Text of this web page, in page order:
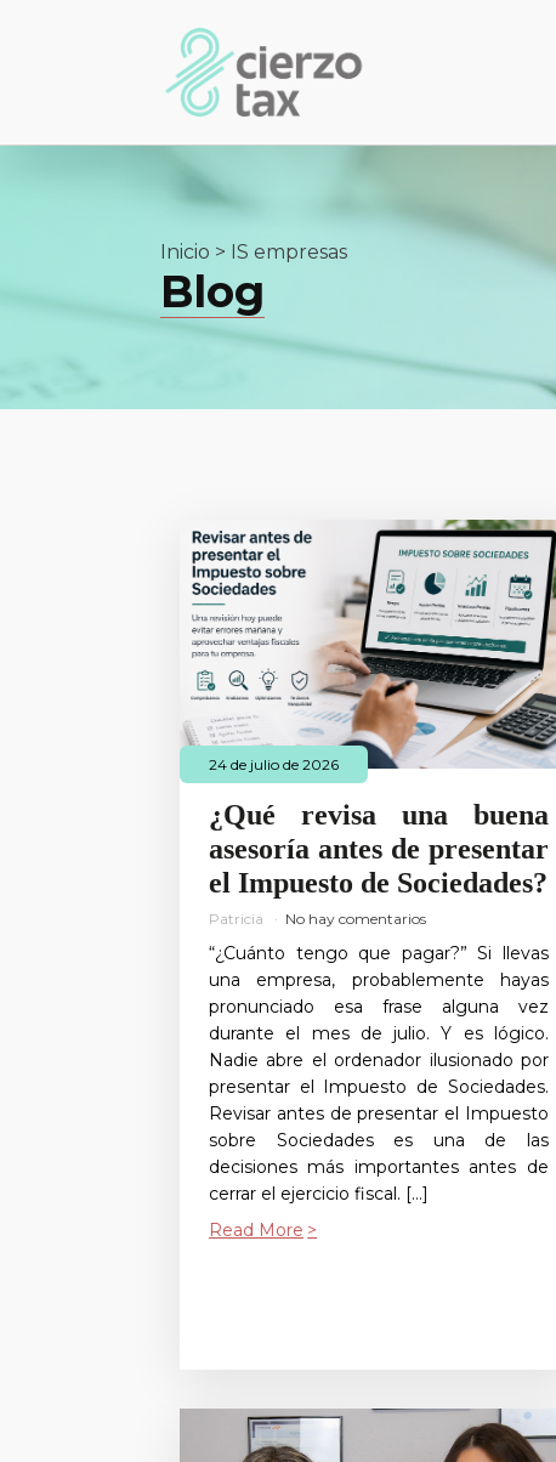
Inicio > IS empresas
Blog
24 de julio de 2026
¿Qué revisa una buena
asesoría antes de presentar
el Impuesto de Sociedades?
Patricia No hay comentarios
“¿Cuánto tengo que pagar?” Si llevas
una empresa, probablemente hayas
pronunciado esa frase alguna vez
durante el mes de julio. Y es lógico.
Nadie abre el ordenador ilusionado por
presentar el Impuesto de Sociedades.
Revisar antes de presentar el Impuesto
sobre Sociedades es una de las
decisiones más importantes antes de
cerrar el ejercicio fiscal. […]
Read More